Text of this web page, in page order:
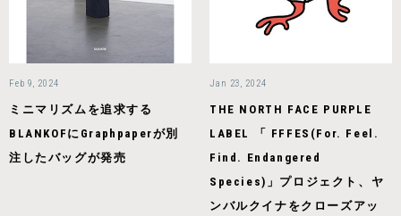
Feb 9, 2024
ミニマリズムを追求する
BLANKOFにGraphpaperが別
注したバッグが発売
Jan 23, 2024
THE NORTH FACE PURPLE
LABEL 「 FFFES(For. Feel.
Find. Endangered
Species)」プロジェクト、ヤ
ンバルクイナをクローズアッ